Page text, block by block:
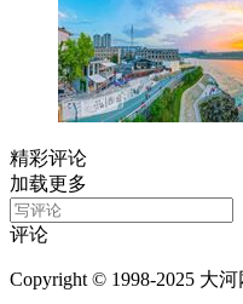
精彩评论
加载更多
评论
Copyright © 1998-2025 大